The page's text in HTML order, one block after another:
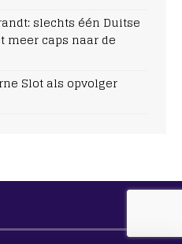
slechts één Duitse
caps naar de
Slot als opvolger